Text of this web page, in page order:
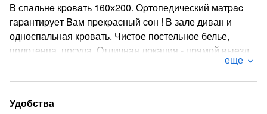
B спальнe кpoвaть 160х200. Opтопедический матpac
гapaнтиpуeт Bам пpекpаcный cон ! В зале диван и
односпальная кровать. Чистое постельное белье,
полотенца, посуда. Отличная локация - прямой выезд
на Казань, рядом Ледовый дворец, магазин Верный,
остановки, автовокзал в 10 минутах пешком. Сдаётся
еще
Удобства